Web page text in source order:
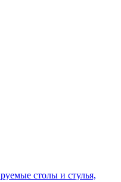
столы и стулья,